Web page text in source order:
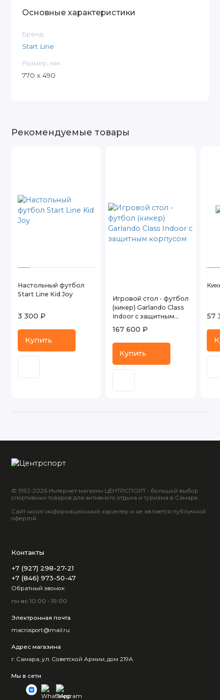
Основные характеристики
Бренд
Start Line
Размер, мм
770 х 490
Рекомендуемые товары
Настольный футбол
Start Line Kid Joy
3 300 ₽
Купить
Игровой стол - футбол
(кикер) Garlando Class
Indoor с защитным
корпусом
167 600 ₽
Купить
57
© 1992-2026 Интернет-магазин ЦЕНТРСПОРТ - большой выбор
спортивных товаров для активного отдыха и туризма в Самаре.
Сайт носит информационный характер и не является публичной
офертой
Контакты
+7 (927) 298-27-21
+7 (846) 973-50-47
Обратный звонок
пн-вс 10:00 - 19:00
Электронная почта
macrosport@mail.ru
Адрес магазина
г. Самара, ул. Советской Армии, дом 219А
Мы в сети